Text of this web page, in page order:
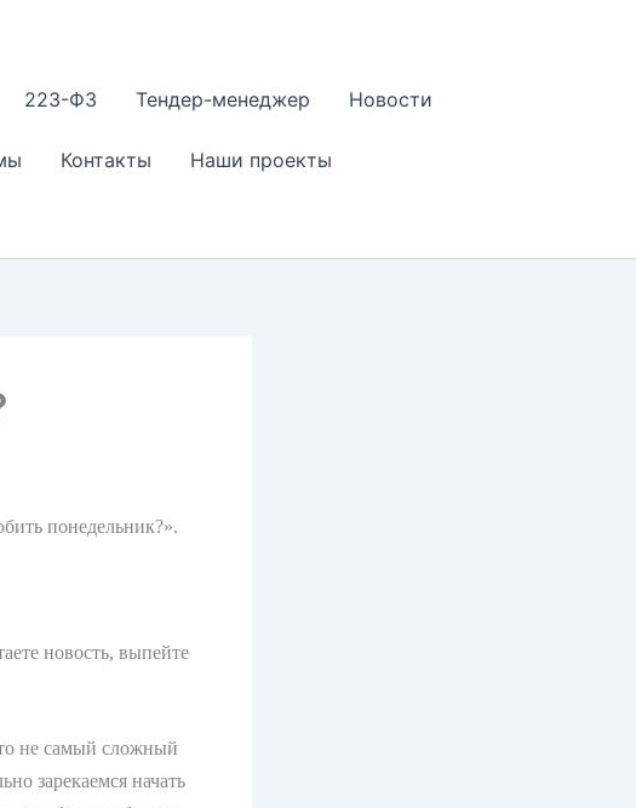
223-ФЗ Тендер-менеджер Новости
Контакты Наши проекты
понедельник?».
новость, выпейте
не самый сложный
зарекаемся начать